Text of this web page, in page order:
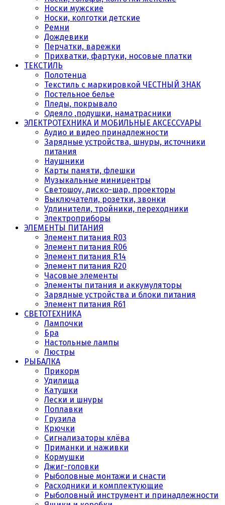
Носки мужские
Носки, колготки детские
Ремни
Дождевики
Перчатки, варежки
Прихватки, фартуки, носовые платки
ТЕКСТИЛЬ
Полотенца
Текстиль с маркировкой ЧЕСТНЫЙ ЗНАК
Постельное белье
Пледы, покрывало
Одеяло ,подушки, наматрасники
ЭЛЕКТРОТЕХНИКА И МОБИЛЬНЫЕ АКСЕССУАРЫ
Аудио и видео принадлежности
Зарядные устройства, шнуры, источники
питания
Наушники
Карты памяти, флешки
Музыкальные миницентры
Светошоу, диско-шар, проекторы
Выключатели, розетки, звонки
Удлинители, тройники, переходники
Электроприборы
ЭЛЕМЕНТЫ ПИТАНИЯ
Элемент питания R03
Элемент питания R06
Элемент питания R14
Элемент питания R20
Часовые элементы
Элементы питания и аккумуляторы
Зарядные устройства и блоки питания
Элемент питания R61
СВЕТОТЕХНИКА
Лампочки
Бра
Настольные лампы
Люстры
РЫБАЛКА
Прикорм
Удилища
Катушки
Лески и шнуры
Поплавки
Грузила
Крючки
Сигнализаторы клёва
Приманки и наживки
Кормушки
Джиг-головки
Рыболовные монтажи и снасти
Расходники и комплектующие
Рыболовный инструмент и принадлежности